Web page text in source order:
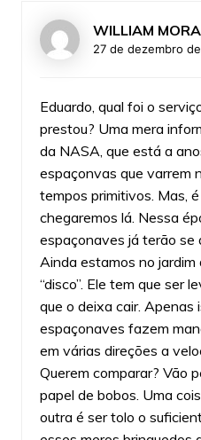
WILLIAM
27 de dezembro
Eduardo, qual foi o
prestou? Uma mera
da NASA, que está a
espaçonvas que varrem
tempos primitivos. Mas, é
chegaremos lá. Nessa
espaçonaves já terão se
Ainda estamos no jardim
“disco”. Ele tem que ser
que o deixa cair. Apenas
espaçonaves fazem
em várias direções a
Querem comparar? Vão
papel de bobos. Uma
outra é ser tolo o